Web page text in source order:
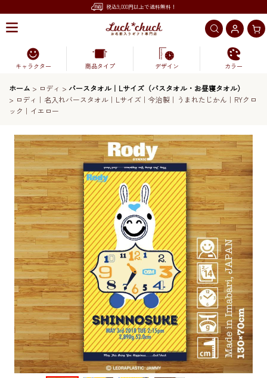
税込9,000円以上で送料無料！
キャラクター 商品タイプ デザイン カラー
ホーム > ロディ > バースタオル｜Lサイズ（バスタオル・お昼寝タオル）
> ロディ｜名入れバースタオル｜Lサイズ｜今治製｜うまれたじかん｜RYクロ
ック｜イエロー